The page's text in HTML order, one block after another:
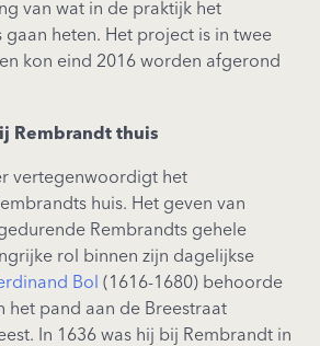
van wat in de praktijk het
gaan heten. Het project is in twee
kon eind 2016 worden afgerond
Rembrandt thuis
vertegenwoordigt het
huis. Het geven van
Rembrandts gehele
rol binnen zijn dagelijkse
Bol (1616-1680) behoorde
het pand aan de Breestraat
In 1636 was hij bij Rembrandt in